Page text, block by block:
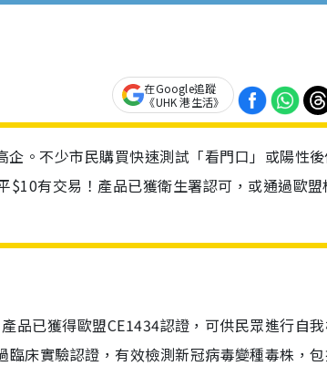
在Google追蹤
《UHK 港生活》
。不少市民購買快速測試「看門口」或陽性
有交易！產品已獲衛生署認可，或通過歐盟
品已獲得歐盟CE1434認證，可供民眾進行自
床實驗認證，有效檢測新冠病毒變種毒株，